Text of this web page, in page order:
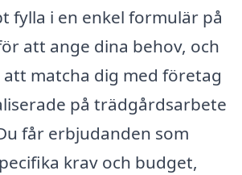
fylla i en enkel formulär på
att ange dina behov, och
att matcha dig med företag
på trädgårdsarbete
får erbjudanden som
krav och budget,